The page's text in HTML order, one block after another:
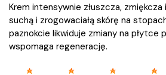
Krem intensywnie złuszcza, zmiękcza
suchą i zrogowaciałą skórę na
paznokcie likwiduje zmiany na płytce
wspomaga regenerację.